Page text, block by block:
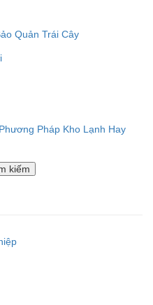
Quản Trái Cây
Pháp Kho Lạnh Hay